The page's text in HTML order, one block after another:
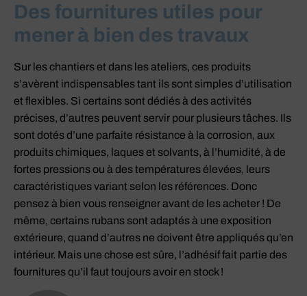
Des fournitures utiles pour
mener à bien des travaux
Sur les chantiers et dans les ateliers, ces produits
s’avèrent indispensables tant ils sont simples d’utilisation
et flexibles. Si certains sont dédiés à des activités
précises, d’autres peuvent servir pour plusieurs tâches. Ils
sont dotés d’une parfaite résistance à la corrosion, aux
produits chimiques, laques et solvants, à l’humidité, à de
fortes pressions ou à des températures élevées, leurs
caractéristiques variant selon les références. Donc
pensez à bien vous renseigner avant de les acheter ! De
même, certains rubans sont adaptés à une exposition
extérieure, quand d’autres ne doivent être appliqués qu’en
intérieur. Mais une chose est sûre, l’adhésif fait partie des
fournitures qu’il faut toujours avoir en stock !